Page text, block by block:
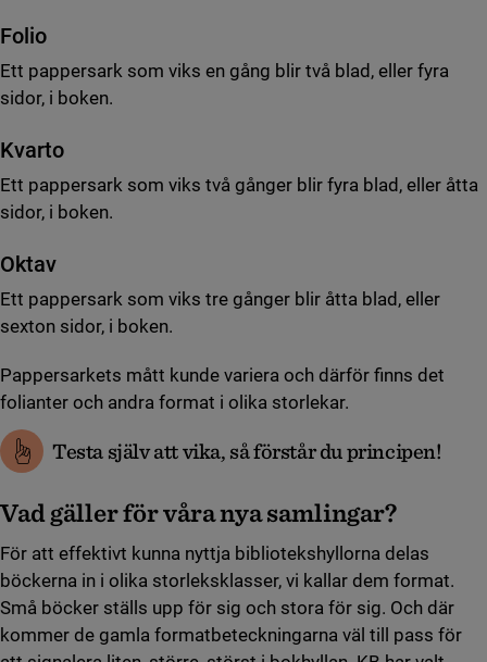
Folio
Ett pappersark som viks en gång blir två blad, eller fyra
sidor, i boken.
Kvarto
Ett pappersark som viks två gånger blir fyra blad, eller åtta
sidor, i boken.
Oktav
Ett pappersark som viks tre gånger blir åtta blad, eller
sexton sidor, i boken.
Pappersarkets mått kunde variera och därför finns det
folianter och andra format i olika storlekar.
Testa själv att vika, så förstår du principen!
Vad gäller för våra nya samlingar?
För att effektivt kunna nyttja bibliotekshyllorna delas
böckerna in i olika storleksklasser, vi kallar dem format.
Små böcker ställs upp för sig och stora för sig. Och där
kommer de gamla formatbeteckningarna väl till pass för